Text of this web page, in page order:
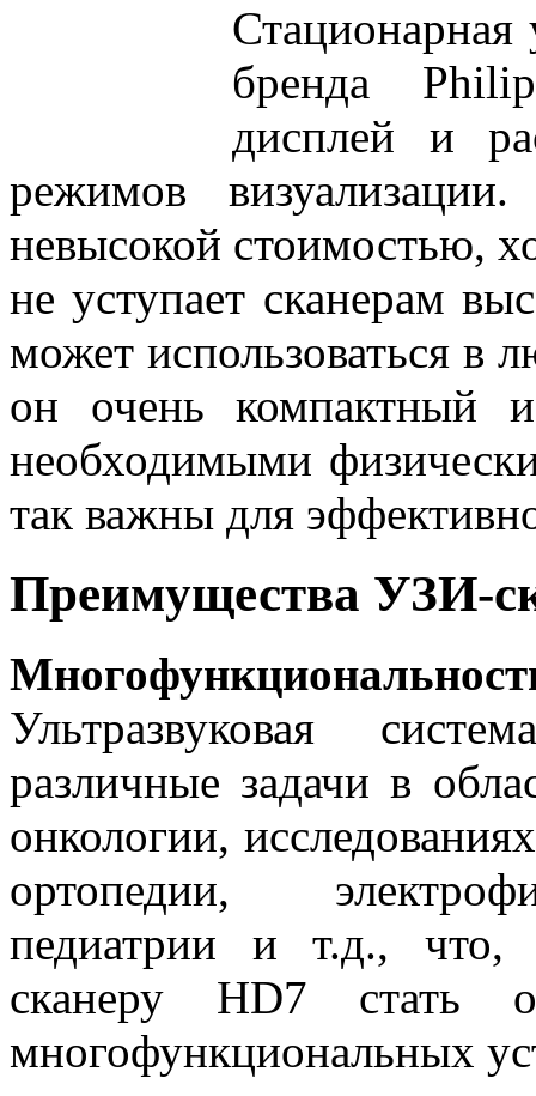
Стационарная
бренда
дисплей и
режимов
невысокой стоимостью,
не уступает сканерам
может использоваться в
он очень компактный
необходимыми
так важны для
Преимущества УЗИ-
Ультразвуковая
различные задачи в
онкологии,
ортопедии,
педиатрии и т.д., что,
сканеру HD7 стать
многофункциональных